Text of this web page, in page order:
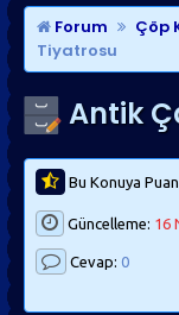
KISAYOLLAR
Forum Çöp
Tiyatrosu
Antik
Bu Konuya
Güncelleme: 16
Cevap: 0